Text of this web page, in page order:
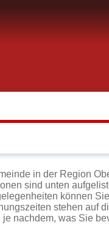
in der Region
sind unten
können
stehen auf
nachdem, was Sie